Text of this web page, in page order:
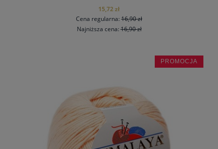
15,72 zł
Cena regularna: 16,90 zł
Najniższa cena:16,90 zł
powiadom o dostępności
PROMOCJA